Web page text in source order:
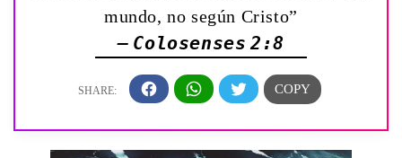
mundo, no según Cristo”
— Colosenses 2:8